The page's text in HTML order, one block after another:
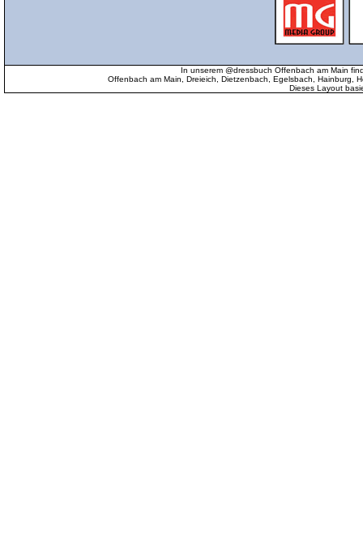
In unserem @dressbuch Offenbach am Main
Offenbach am Main, Dreieich, Dietzenbach, Egelsbach, Hainburg,
Dieses Layout